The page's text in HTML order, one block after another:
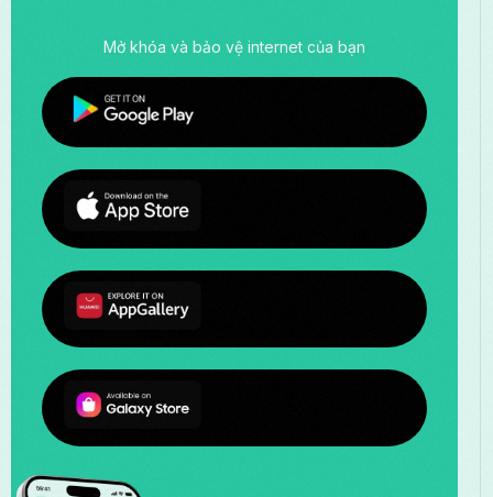
Mở khóa và bảo vệ internet của bạn